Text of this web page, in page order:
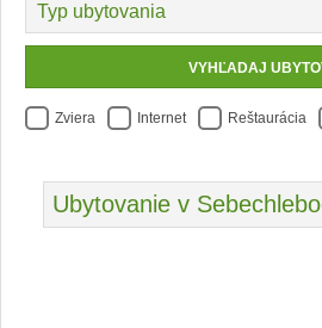
Zviera Internet Reštaurácia
Ubytovanie v